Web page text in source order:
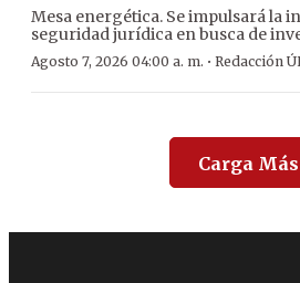
Mesa energética. Se impulsará la
seguridad jurídica en busca de
Agosto 7, 2026 04:00 a. m. · Redacción
Carga Más